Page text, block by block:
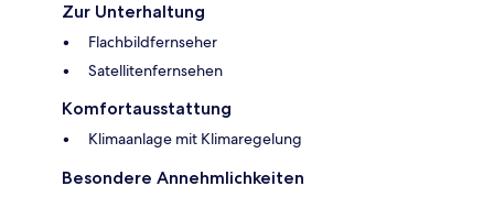
Zur Unterhaltung
Flachbildfernseher
Satellitenfernsehen
Komfortausstattung
Klimaanlage mit Klimaregelung
Besondere Annehmlichkeiten